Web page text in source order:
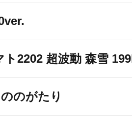
ト2202 超波動 森雪
のがたり